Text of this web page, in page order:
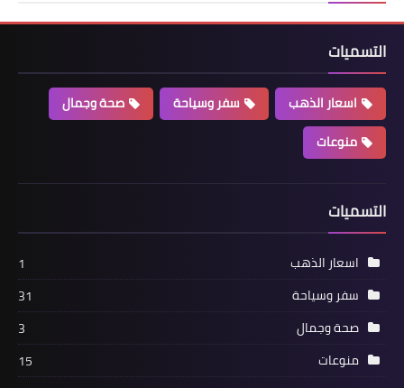
التسميات
اسعار الذهب سفر وسياحة
صحة وجمال
منوعات
التسميات
اسعار الذهب
1
سفر وسياحة
31
صحة وجمال
3
منوعات
15